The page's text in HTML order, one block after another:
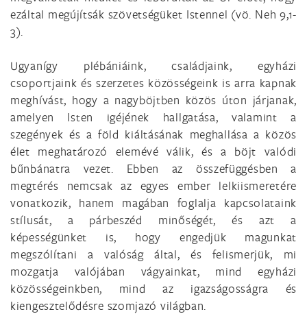
ezáltal megújítsák szövetségüket Istennel (vö. Neh 9,1-
3).
Ugyanígy plébániáink, családjaink, egyházi
csoportjaink és szerzetes közösségeink is arra kapnak
meghívást, hogy a nagyböjtben közös úton járjanak,
amelyen Isten igéjének hallgatása, valamint a
szegények és a föld kiáltásának meghallása a közös
élet meghatározó elemévé válik, és a böjt valódi
bűnbánatra vezet. Ebben az összefüggésben a
megtérés nemcsak az egyes ember lelkiismeretére
vonatkozik, hanem magában foglalja kapcsolataink
stílusát, a párbeszéd minőségét, és azt a
képességünket is, hogy engedjük magunkat
megszólítani a valóság által, és felismerjük, mi
mozgatja valójában vágyainkat, mind egyházi
közösségeinkben, mind az igazságosságra és
kiengesztelődésre szomjazó világban.